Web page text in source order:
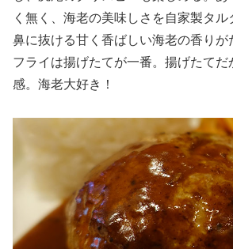
く無く、海老の美味しさを自家製タル
鼻に抜ける甘く香ばしい海老の香りが
フライは揚げたてが一番。揚げたて
感。海老大好き！